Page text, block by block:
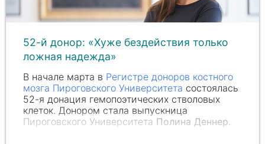
52-й донор: «Хуже бездействия только
ложная надежда»
В начале марта в Регистре доноров костного
мозга Пироговского Университета состоялась
52-я донация гемопоэтических стволовых
клеток. Донором стала выпускница
Пироговского Университета Полина Деннер.